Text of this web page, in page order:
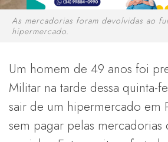
As mercadorias foram devolvidas ao
hipermercado.
Um homem de 49 anos foi
Militar na tarde dessa quinta-
sair de um hipermercado em
sem pagar pelas mercadorias